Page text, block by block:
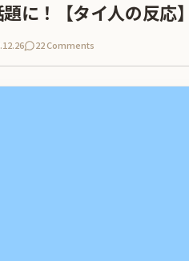
題に！【タイ人の反応】
22 Comments